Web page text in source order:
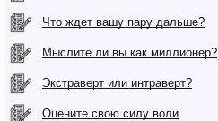
Что ждет вашу пару дальше?
Мыслите ли вы как миллионер?
Экстраверт или интраверт?
Оцените свою силу воли